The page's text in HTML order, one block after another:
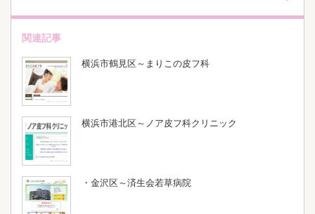
関連記事
横浜市鶴見区～まりこの皮フ科
横浜市港北区～ノア皮フ科クリニック
・金沢区～済生会若草病院